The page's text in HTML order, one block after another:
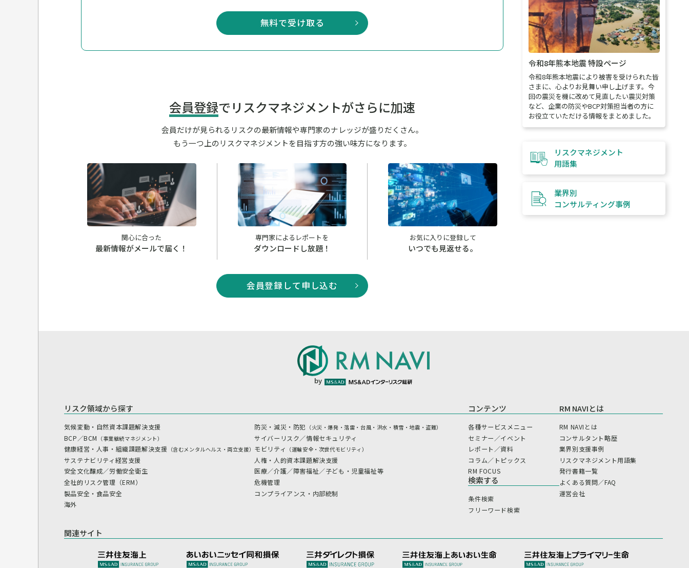
無料で受け取る
会員登録でリスクマネジメントがさらに加速
会員だけが見られるリスクの最新情報や専門家のナレッジが盛りだくさん。
もう一つ上のリスクマネジメントを目指す方の強い味方になります。
関心に合った
最新情報がメールで届く！
専門家によるレポートを
ダウンロードし放題！
お気に入りに登録して
いつでも見返せる。
会員登録して申し込む
令和8年熊本地震 特設ページ
令和8年熊本地震により被害を受けられた皆
さまに、心よりお見舞い申し上げます。今
回の震災を機に改めて見直したい震災対策
など、企業の防災やBCP対策担当者の方に
お役立ていただける情報をまとめました。
リスクマネジメント
用語集
業界別
コンサルティング事例
by
リスク領域から探す
気候変動・自然資本課題解決支援
BCP／BCM （事業継続マネジメント）
健康経営・人事・組織課題解決支援 （含むメンタルヘルス・両立支援）
サステナビリティ経営支援
安全文化醸成／労働安全衛生
全社的リスク管理（ERM）
製品安全・食品安全
海外
防災・減災・防犯 （火災・爆発・落雷・台風・洪水・積雪・地震・盗難）
サイバーリスク／情報セキュリティ
モビリティ （運輸安全・次世代モビリティ）
人権・人的資本課題解決支援
医療／介護／障害福祉／子ども・児童福祉等
危機管理
コンプライアンス・内部統制
コンテンツ
各種サービスメニュー
セミナー／イベント
レポート／資料
コラム／トピックス
RM FOCUS
検索する
条件検索
フリーワード検索
RM NAVIとは
RM NAVIとは
コンサルタント略歴
業界別支援事例
リスクマネジメント用語集
発行書籍一覧
よくある質問／FAQ
運営会社
関連サイト